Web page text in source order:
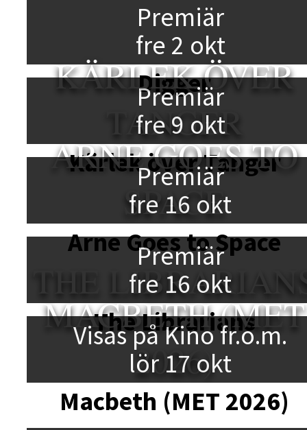
Premiär
fre 2 okt
Digger
KÄRLEK ÖVER
TANGER
Premiär
fre 9 okt
Kärlek över Tanger
ARNE GOES TO
SPACE
Premiär
fre 16 okt
Arne Goes to Space
THE
Premiär
fre 16 okt
The Librarians
MACBETH (MET
2026)
Visas på Kino fr.o.m.
lör 17 okt
Macbeth (MET 2026)